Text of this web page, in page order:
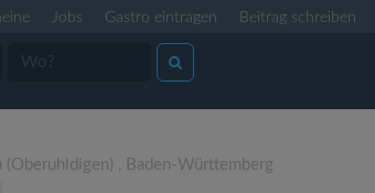
Jobs Gastro eintragen Beitrag schreiben
(Oberuhldigen) , Baden-Württemberg